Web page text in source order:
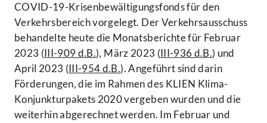
COVID-19-Krisenbewältigungsfonds für den
Verkehrsbereich vorgelegt. Der Verkehrsausschuss
behandelte heute die Monatsberichte für Februar
2023 (III-909 d.B.), März 2023 (III-936 d.B.) und
April 2023 (III-954 d.B.). Angeführt sind darin
Förderungen, die im Rahmen des KLIEN Klima-
Konjunkturpakets 2020 vergeben wurden und die
weiterhin abgerechnet werden. Im Februar und